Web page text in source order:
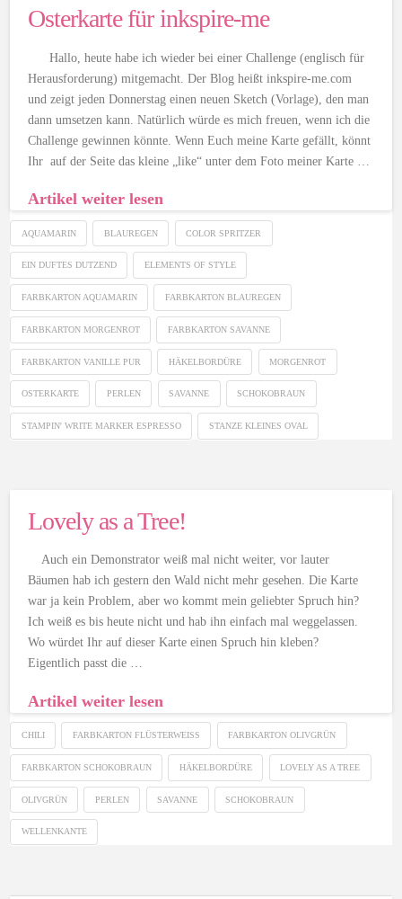
Osterkarte für inkspire-me
Hallo, heute habe ich wieder bei einer Challenge (englisch für
Herausforderung) mitgemacht. Der Blog heißt inkspire-me.com
und zeigt jeden Donnerstag einen neuen Sketch (Vorlage), den man
dann umsetzen kann. Natürlich würde es mich freuen, wenn ich die
Challenge gewinnen könnte. Wenn Euch meine Karte gefällt, könnt
Ihr auf der Seite das kleine „like“ unter dem Foto meiner Karte …
Artikel weiter lesen
AQUAMARIN BLAUREGEN COLOR SPRITZER
EIN DUFTES DUTZEND ELEMENTS OF STYLE
FARBKARTON AQUAMARIN FARBKARTON BLAUREGEN
FARBKARTON MORGENROT FARBKARTON SAVANNE
FARBKARTON VANILLE PUR HÄKELBORDÜRE MORGENROT
OSTERKARTE PERLEN SAVANNE SCHOKOBRAUN
STAMPIN' WRITE MARKER ESPRESSO STANZE KLEINES OVAL
Lovely as a Tree!
Auch ein Demonstrator weiß mal nicht weiter, vor lauter
Bäumen hab ich gestern den Wald nicht mehr gesehen. Die Karte
war ja kein Problem, aber wo kommt mein geliebter Spruch hin?
Ich weiß es bis heute nicht und hab ihn einfach mal weggelassen.
Wo würdet Ihr auf dieser Karte einen Spruch hin kleben?
Eigentlich passt die …
Artikel weiter lesen
CHILI FARBKARTON FLÜSTERWEISS FARBKARTON OLIVGRÜN
FARBKARTON SCHOKOBRAUN HÄKELBORDÜRE LOVELY AS A TREE
OLIVGRÜN PERLEN SAVANNE SCHOKOBRAUN
WELLENKANTE